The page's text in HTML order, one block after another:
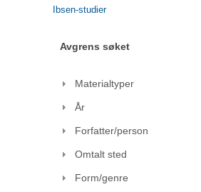
Ibsen-studier
Avgrens søket
Materialtyper
År
Forfatter/person
Omtalt sted
Form/genre